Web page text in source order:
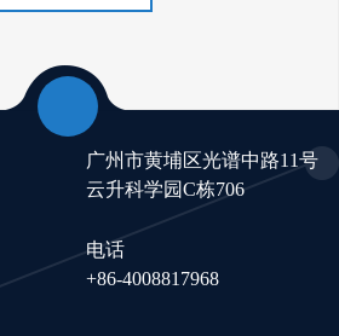
广州市黄埔区光谱中路11号
云升科学园C栋706
电话
+86-4008817968